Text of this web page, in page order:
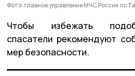
Фото: главное управление МЧС России по
Чтобы избежать
спасатели рекомендуют
мер безопасности.